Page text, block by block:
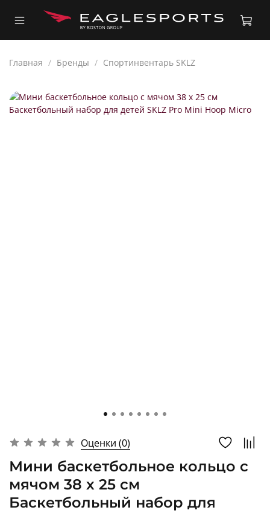
Главная Бренды Спортинвентарь SKLZ
Оценки (0)
Мини баскетбольное кольцо с
мячом 38 х 25 см
Баскетбольный набор для